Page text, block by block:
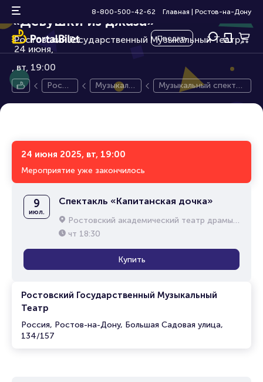
8-800-500-42-62 Главная Ростов-на-Дону
Продать
Музыкальный спектакль
«Девушки из джаза»
Ростовский Государственный Музыкальный Театр,
24 июня,
12+
вт, 19:00
Росто
Музыкаль
Музыкальный спектак
24 июня 2025, вт, 19:00
Мероприятие уже закончилось
Ростовский Государственный Музыкальный
Театр
Россия, Ростов-на-Дону, Большая Садовая улица,
134/157
9
июл.
Спектакль «Капитанская дочка»
Ростовский академический театр драмы им. М.Горького
чт 18:30
Купить